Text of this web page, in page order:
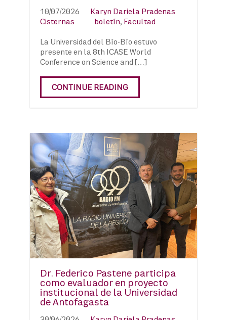
10/07/2026
Karyn Dariela Pradenas
Cisternas
boletín, Facultad
La Universidad del Bío-Bío estuvo
presente en la 8th ICASE World
Conference on Science and […]
CONTINUE READING
Dr. Federico Pastene participa
como evaluador en proyecto
institucional de la Universidad
de Antofagasta